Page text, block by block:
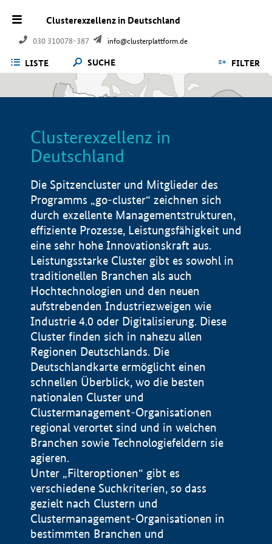
Clusterexzellenz in Deutschland
030 310078-387 info@clusterplattform.de
LISTE SUCHE FILTER
Clusterexzellenz in
Deutschland
Die Spitzencluster und Mitglieder des
Programms „go-cluster“ zeichnen sich
durch exzellente Managementstrukturen,
effiziente Prozesse, Leistungsfähigkeit und
eine sehr hohe Innovationskraft aus.
Leistungsstarke Cluster gibt es sowohl in
traditionellen Branchen als auch
Hochtechnologien und den neuen
aufstrebenden Industriezweigen wie
Industrie 4.0 oder Digitalisierung. Diese
Cluster finden sich in nahezu allen
Regionen Deutschlands. Die
Deutschlandkarte ermöglicht einen
schnellen Überblick, wo die besten
nationalen Cluster und
Clustermanagement-Organisationen
regional verortet sind und in welchen
Branchen sowie Technologiefeldern sie
agieren.
Unter „Filteroptionen“ gibt es
verschiedene Suchkriterien, so dass
gezielt nach Clustern und
Clustermanagement-Organisationen in
bestimmten Branchen und
Impressum
Datenschutzerklärung
BMWE, 2026 ©
100 km © Geobasis-DE / BKG 2015